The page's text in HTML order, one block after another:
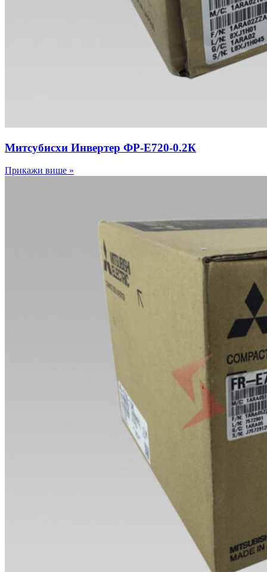
Митсубисхи Инвертер ФР-Е720-0.2К
Прикажи више »